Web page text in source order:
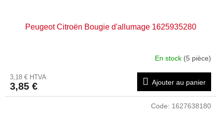
Peugeot Citroën Bougie d'allumage 1625935280
En stock (5 pièce)
3,18 € HTVA
3,85 € Ajouter au panier
Code: 1627638180